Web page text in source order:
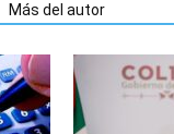
Más del autor